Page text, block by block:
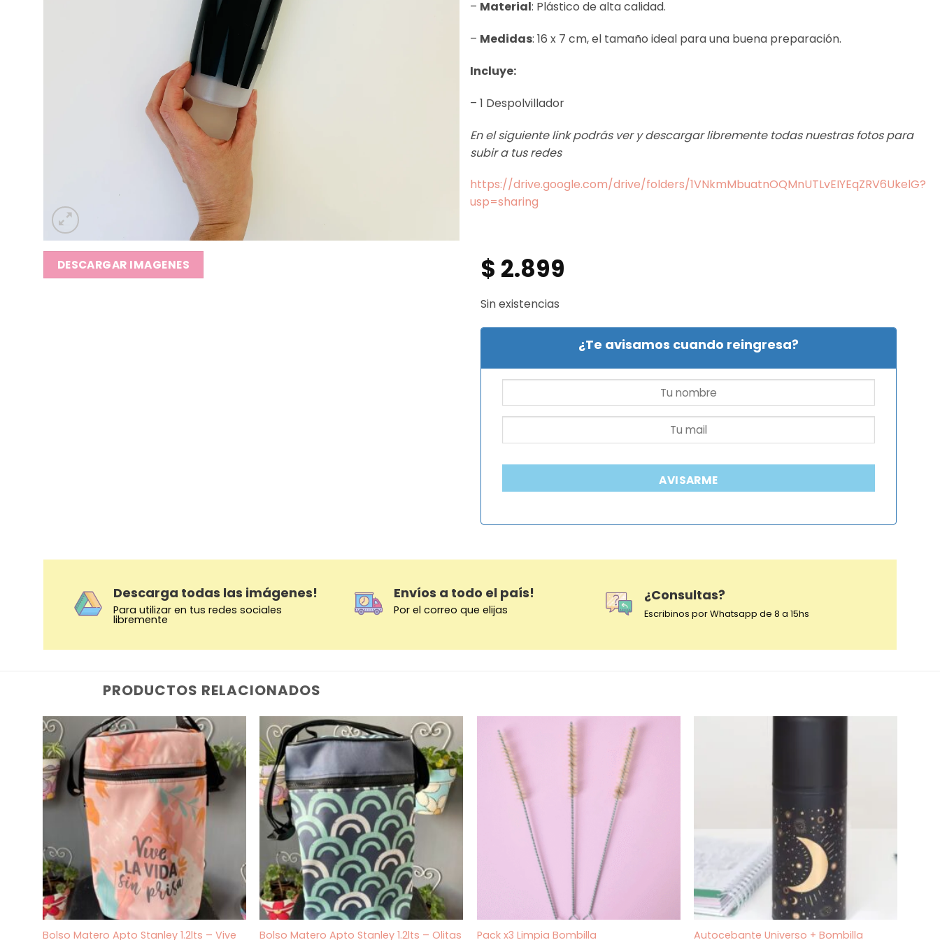
DESCARGAR IMAGENES
– Material: Plástico de alta calidad.
– Medidas: 16 x 7 cm, el tamaño ideal para una buena preparación.
Incluye:
– 1 Despolvillador
En el siguiente link podrás ver y descargar libremente todas nuestras fotos para
subir a tus redes
https://drive.google.com/drive/folders/1VNkmMbuatnOQMnUTLvEIYEqZRV6UkelG?
usp=sharing
$ 2.899
Sin existencias
¿Te avisamos cuando reingresa?
AVISARME
Descarga todas las imágenes!
Para utilizar en tus redes sociales
libremente
Envíos a todo el país!
Por el correo que elijas
¿Consultas?
Escribinos por Whatsapp de 8 a 15hs
PRODUCTOS RELACIONADOS
Bolso Matero Apto Stanley 1.2lts – Vive
Bolso Matero Apto Stanley 1.2lts – Olitas
Pack x3 Limpia Bombilla
Autocebante Universo + Bombilla